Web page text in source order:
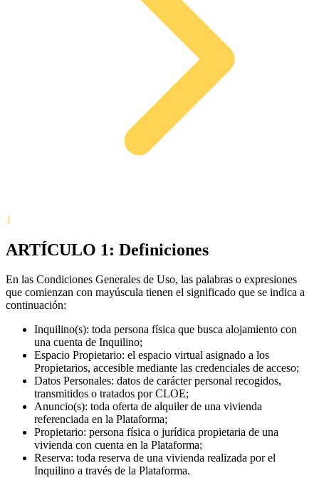
1
ARTÍCULO 1: Definiciones
En las Condiciones Generales de Uso, las palabras o expresiones
que comienzan con mayúscula tienen el significado que se indica a
continuación:
Inquilino(s): toda persona física que busca alojamiento con
una cuenta de Inquilino;
Espacio Propietario: el espacio virtual asignado a los
Propietarios, accesible mediante las credenciales de acceso;
Datos Personales: datos de carácter personal recogidos,
transmitidos o tratados por CLOE;
Anuncio(s): toda oferta de alquiler de una vivienda
referenciada en la Plataforma;
Propietario: persona física o jurídica propietaria de una
vivienda con cuenta en la Plataforma;
Reserva: toda reserva de una vivienda realizada por el
Inquilino a través de la Plataforma.